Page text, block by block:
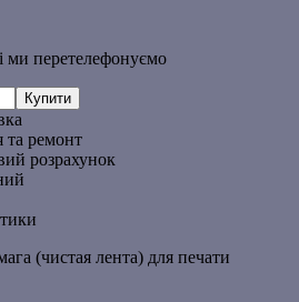
ми перетелефонуємо
та ремонт
розрахунок
(чистая лента) для печати